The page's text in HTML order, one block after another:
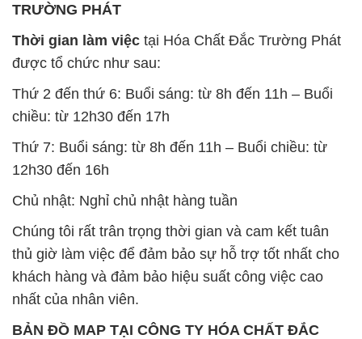
TRƯỜNG PHÁT
Thời gian làm việc tại Hóa Chất Đắc Trường Phát
được tổ chức như sau:
Thứ 2 đến thứ 6: Buổi sáng: từ 8h đến 11h – Buổi
chiều: từ 12h30 đến 17h
Thứ 7: Buổi sáng: từ 8h đến 11h – Buổi chiều: từ
12h30 đến 16h
Chủ nhật: Nghỉ chủ nhật hàng tuần
Chúng tôi rất trân trọng thời gian và cam kết tuân
thủ giờ làm việc để đảm bảo sự hỗ trợ tốt nhất cho
khách hàng và đảm bảo hiệu suất công việc cao
nhất của nhân viên.
BẢN ĐỒ MAP TẠI CÔNG TY HÓA CHẤT ĐẮC